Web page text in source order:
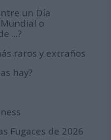
un Día
o
...?
raros y extraños
hay?
Fugaces de 2026